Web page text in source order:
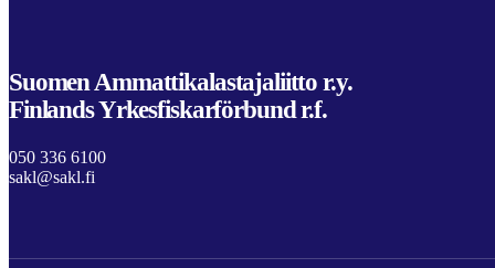
Suomen Ammattikalastajaliitto r.y.
Finlands Yrkesfiskarförbund r.f.
050 336 6100
sakl@sakl.fi